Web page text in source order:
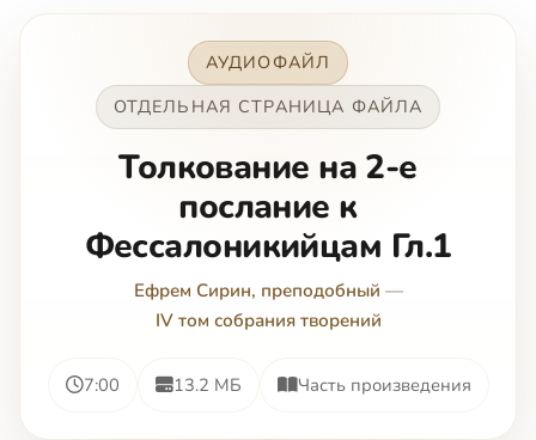
АУДИОФАЙЛ
ОТДЕЛЬНАЯ СТРАНИЦА ФАЙЛА
Толкование на 2-е
послание к
Фессалоникийцам Гл.1
Ефрем Сирин, преподобный —
IV том собрания творений
7:00 13.2 МБ Часть произведения